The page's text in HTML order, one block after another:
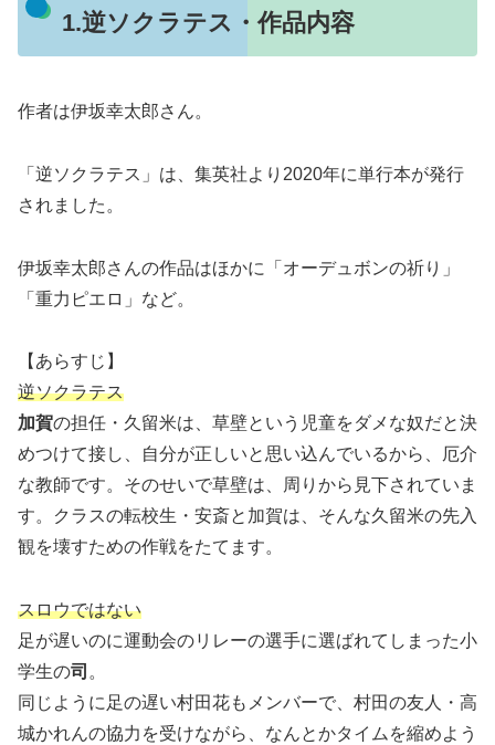
1.逆ソクラテス・作品内容
作者は伊坂幸太郎さん。
「逆ソクラテス」は、集英社より2020年に単行本が発行
されました。
伊坂幸太郎さんの作品はほかに「オーデュボンの祈り」
「重力ピエロ」など。
【あらすじ】
逆ソクラテス
加賀の担任・久留米は、草壁という児童をダメな奴だと決
めつけて接し、自分が正しいと思い込んでいるから、厄介
な教師です。そのせいで草壁は、周りから見下されていま
す。クラスの転校生・安斎と加賀は、そんな久留米の先入
観を壊すための作戦をたてます。
スロウではない
足が遅いのに運動会のリレーの選手に選ばれてしまった小
学生の司 。
同じように足の遅い村田花もメンバーで、村田の友人・高
城かれんの協力を受けながら、なんとかタイムを縮めよう